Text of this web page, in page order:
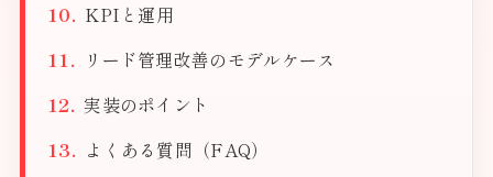
KPIと運用
リード管理改善のモデルケース
実装のポイント
よくある質問（FAQ）